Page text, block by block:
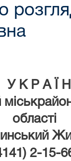
У К Р А Ї
області
2-15-